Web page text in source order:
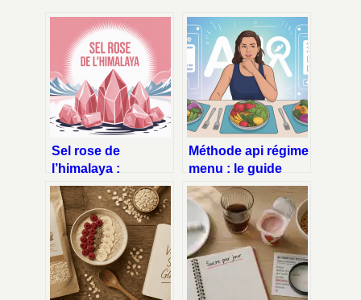
Sel rose de
l’himalaya :
dangers réels,
idées reçues et
précautions
Méthode api régime
menu : le guide
clair pour
comprendre et s’y
retrouver